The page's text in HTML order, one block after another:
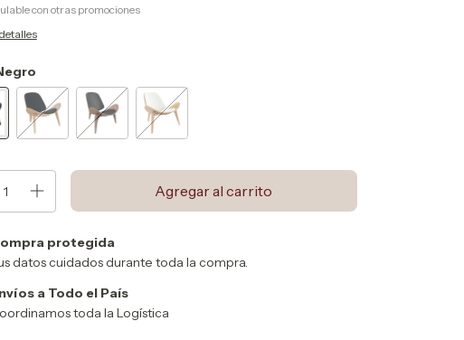
con otras promociones
protegida
datos cuidados durante toda la compra.
a Todo el País
toda la Logística